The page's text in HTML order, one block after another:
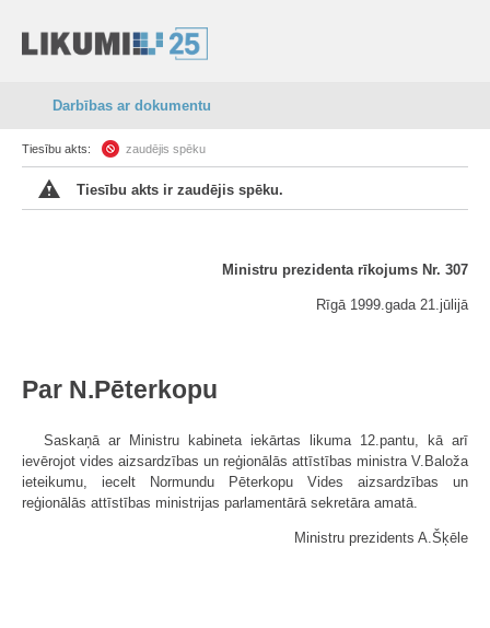
Darbības ar dokumentu
Tiesību akts: zaudējis spēku
Tiesību akts ir zaudējis spēku.
Ministru prezidenta rīkojums Nr. 307
Rīgā 1999.gada 21.jūlijā
Par N.Pēterkopu
Saskaņā ar Ministru kabineta iekārtas likuma 12.pantu, kā arī
ievērojot vides aizsardzības un reģionālās attīstības ministra V.Baloža
ieteikumu, iecelt Normundu Pēterkopu Vides aizsardzības un
reģionālās attīstības ministrijas parlamentārā sekretāra amatā.
Ministru prezidents A.Šķēle